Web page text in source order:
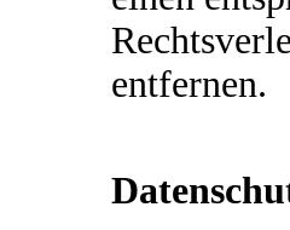
entfernen.